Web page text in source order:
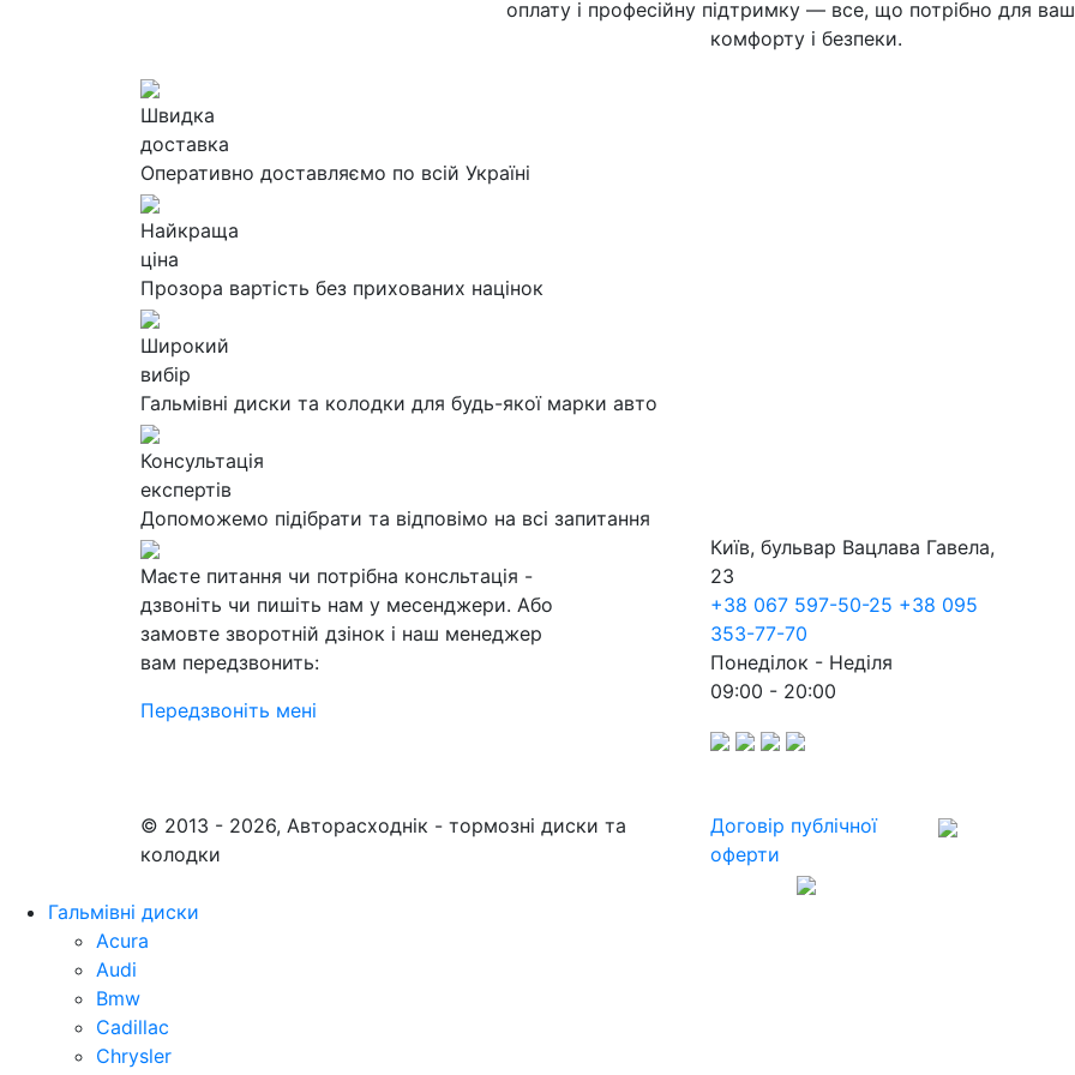
оплату і професійну підтримку — все, що потрібно для
комфорту і безпеки.
Швидка
доставка
Оперативно доставляємо по всій Україні
Найкраща
ціна
Прозора вартість без прихованих націнок
Широкий
вибір
Гальмівні диски та колодки для будь-якої марки авто
Консультація
експертів
Допоможемо підібрати та відповімо на всі запитання
Маєте питання чи потрібна консльтація -
дзвоніть чи пишіть нам у месенджери. Або
замовте зворотній дзінок і наш менеджер
вам передзвонить:
Передзвоніть мені
Київ, бульвар Вацлава Гавела,
23
+38 067 597-50-25 +38 095
353-77-70
Понеділок - Неділя
09:00 - 20:00
© 2013 - 2026, Авторасходнік - тормозні диски та
колодки
Договір публічної
оферти
Гальмівні диски
Acura
Audi
Bmw
Cadillac
Chrysler